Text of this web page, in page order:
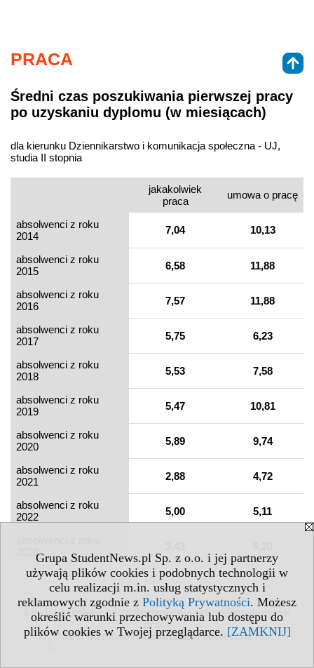
Grupa StudentNews.pl Sp. z o.o. i jej partnerzy
używają plików cookies i podobnych technologii w
celu realizacji m.in. usług statystycznych i
reklamowych zgodnie z Polityką Prywatności. Możesz
określić warunki przechowywania lub dostępu do
plików cookies w Twojej przeglądarce. [ZAMKNIJ]
PRACA
Średni czas poszukiwania pierwszej pracy
po uzyskaniu dyplomu (w miesiącach)
dla kierunku Dziennikarstwo i komunikacja społeczna - UJ,
studia II stopnia
jakakolwiek
praca
umowa o pracę
absolwenci z roku
2014
7,04 10,13
absolwenci z roku
2015
6,58 11,88
absolwenci z roku
2016
7,57 11,88
absolwenci z roku
2017
5,75 6,23
absolwenci z roku
2018
5,53 7,58
absolwenci z roku
2019
5,47 10,81
absolwenci z roku
2020
5,89 9,74
absolwenci z roku
2021
2,88 4,72
absolwenci z roku
2022
5,00 5,11
2023
Liczba miesięcy na znalezienie pierwszej jakiejkolwiek
pracy
UJ, Dziennikarstwo i komunikacja społeczna (IIst.)